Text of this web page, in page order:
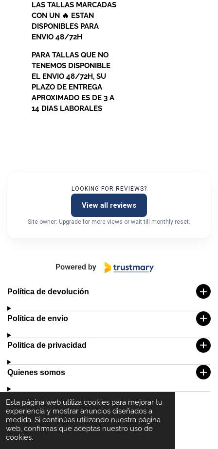
Esta página web utiliza cookies para mejorar tu
experiencia y mostrar anuncios diseñados a
medida. Si continúas utilizando nuestra página
web, confirmas que aceptas nuestro uso de
cookies.
LAS TALLAS MARCADAS
CON UN 🔥 ESTAN
DISPONIBLES PARA
ENVIO 48/72H
PARA TALLAS QUE NO
TENEMOS DISPONIBLE
EL ENVIO 48/72H, SU
PLAZO DE ENTREGA
APROXIMADO ES DE 3 A
14 DIAS LABORALES
LOOKING FOR REVIEWS?
View all reviews
Site owner: Upgrade for more views or wait till monthly reset.
Política de devolución
Política de envio
Politica de privacidad
Quienes somos